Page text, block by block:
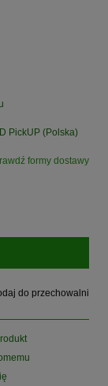
PickUP (Polska)
formy dostawy
do przechowalni